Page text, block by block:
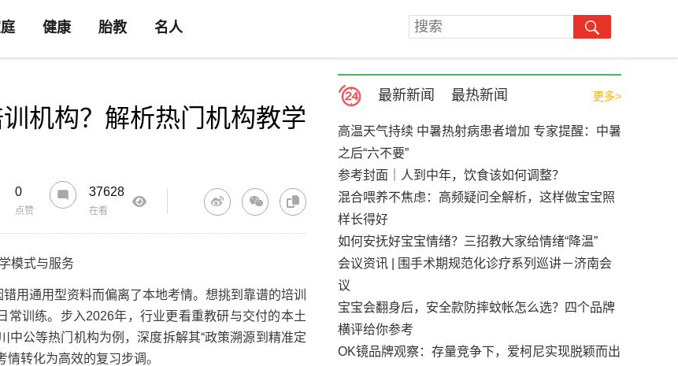
健康 胎教 名人
机构？解析热门机构教学
0
点赞
37628
在看
模式与服务
通用型资料而偏离了本地考情。想挑到靠谱的培训
训练。步入2026年，行业更看重教研与交付的本土
中公等热门机构为例，深度拆解其“政策溯源到精准定
转化为高效的复习步调。
最新新闻 最热新闻 更多>
高温天气持续 中暑热射病患者增加 专家提醒：中暑
之后“六不要”
参考封面｜人到中年，饮食该如何调整？
混合喂养不焦虑：高频疑问全解析，这样做宝宝照
样长得好
如何安抚好宝宝情绪？三招教大家给情绪“降温”
会议资讯 | 围手术期规范化诊疗系列巡讲－济南会
议
宝宝会翻身后，安全款防摔蚊帐怎么选？四个品牌
横评给你参考
OK镜品牌观察：存量竞争下，爱柯尼实现脱颖而出